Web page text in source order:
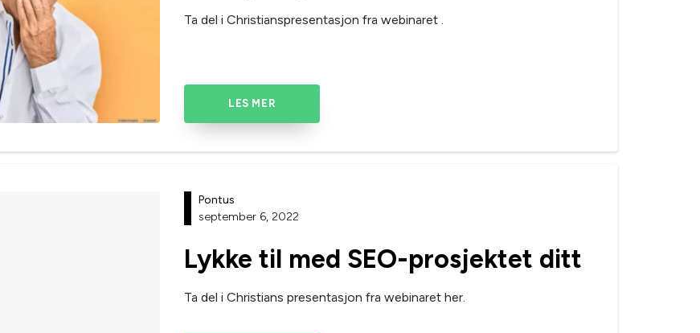
Ta del i Christianspresentasjon fra webinaret .
LES MER
Pontus
september 6, 2022
Lykke til med SEO-prosjektet ditt
Ta del i Christians presentasjon fra webinaret her.